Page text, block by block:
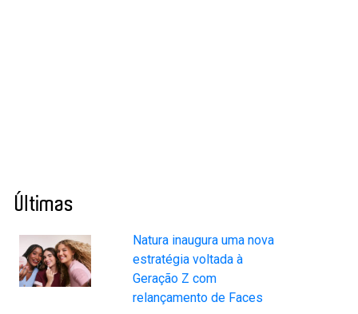
Últimas
Natura inaugura uma nova
estratégia voltada à
Geração Z com
relançamento de Faces